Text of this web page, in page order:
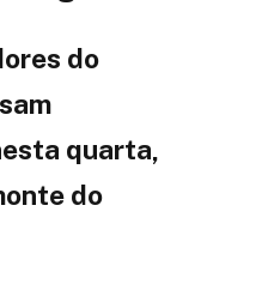
do
quarta,
do